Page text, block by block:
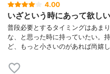
4.00
いざという時にあって欲しい
普段必要とするタイミングはあま
な、と思った時に持っていたい。
ど、もっと小さいのがあれば尚嬉